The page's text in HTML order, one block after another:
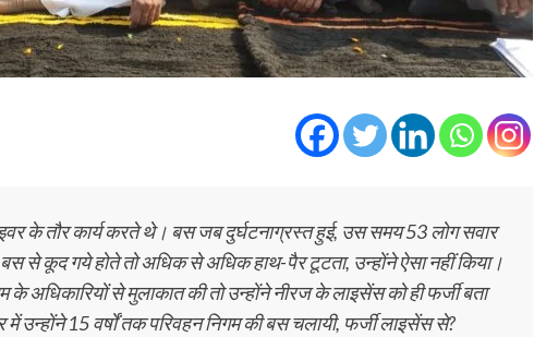
के तौर कार्य करते थे। बस जब दुर्घटनाग्रस्त हुई, उस समय 53 लोग सवार
से कूद गये होते तो अधिक से अधिक हाथ-पैर टूटता, उन्होंने ऐसा नहीं किया।
के अधिकारियों से मुलाकात की तो उन्होंने नीरज के लाइसेंस को ही फर्जी बता
में उन्होंने 15 वर्षों तक परिवहन निगम की बस चलायी, फर्जी लाइसेंस से?